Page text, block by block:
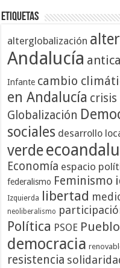
Etiquetas
alterglobalización
Andalucía
Infante cambio
en Andalucía
Globalización
sociales desarrollo
verde
Economía espacio
federalismo Feminismo
Izquierda libertad
neoliberalismo
Política PSOE
democracia
resistencia